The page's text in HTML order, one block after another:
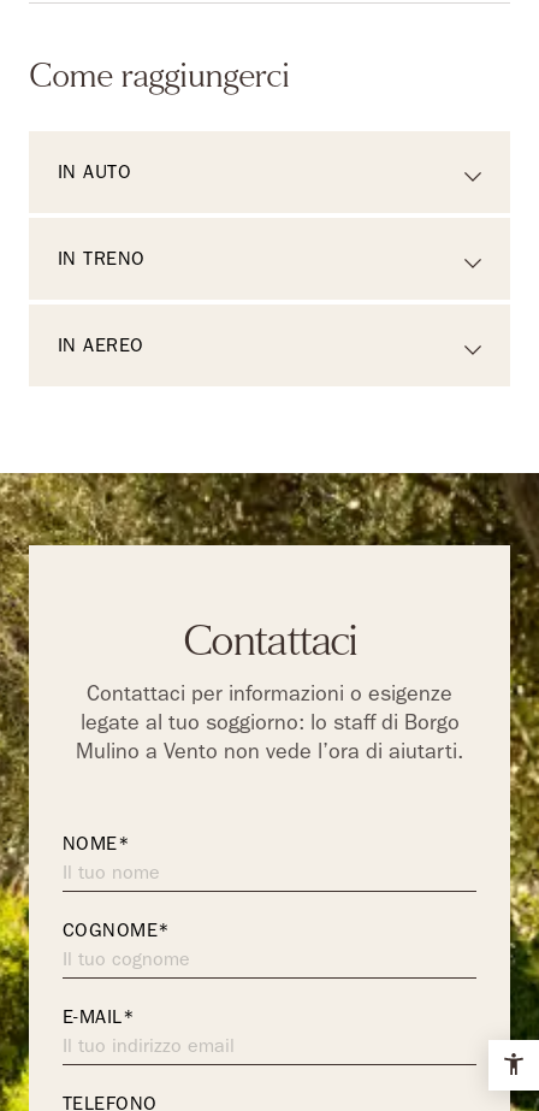
Come raggiungerci
IN AUTO
IN TRENO
IN AEREO
Contattaci
Contattaci per informazioni o esigenze
legate al tuo soggiorno: lo staff di Borgo
Mulino a Vento non vede l’ora di aiutarti.
NOME*
COGNOME*
E-MAIL*
TELEFONO